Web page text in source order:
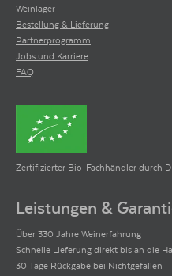
Weinlager
Bestellung & Lieferung
Partnerprogramm
Jobs und Karriere
FAQ
Zertifizierter Bio-Fachhändler durch
Leistungen &
Über 330 Jahre Weinerfahrung
Schnelle Lieferung direkt bis an die
30 Tage Rückgabe bei Nichtgefallen